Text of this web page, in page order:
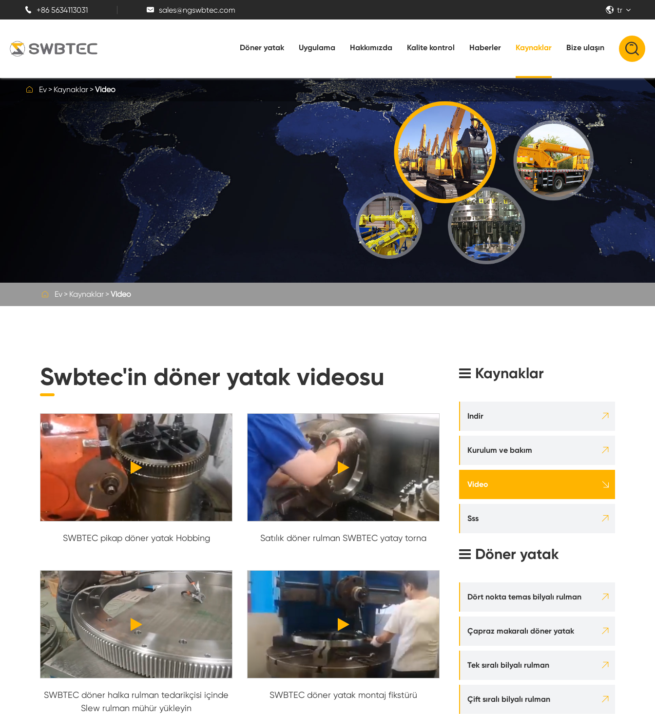
 +86 5634113031  sales@ngswbtec.com  tr
Döner yatak
Dört nokta temas bilyalı rulman Çapraz makaralı döner yatak
Tek sıralı bilyalı rulman Çift sıralı bilyalı rulman
Üç sıralı makaralı döner yatak Dış dişli ile döner halka rulman
Dişli olmadan döner yatak
Flanş çevirme yatağı ve hafif çevirme yatağı Yüksek hassasiyetli çapraz makaralı döner yatak
Özelleştirilmiş döner yatak
Uygulama Hakkımızda Kalite kontrol Haberler Kaynaklar Bize ulaşın 
 Ev Kaynaklar Video
 Ev Kaynaklar Video
Swbtec'in döner yatak videosu
SWBTEC pikap döner yatak Hobbing Satılık döner rulman SWBTEC yatay torna
SWBTEC döner halka rulman tedarikçisi içinde
Slew rulman mühür yükleyin
SWBTEC döner yatak montaj fikstürü
Kaynaklar
Indir 
Kurulum ve bakım 
Video 
Sss 
Döner yatak
Dört nokta temas bilyalı rulman 
Çapraz makaralı döner yatak 
Tek sıralı bilyalı rulman 
Çift sıralı bilyalı rulman 